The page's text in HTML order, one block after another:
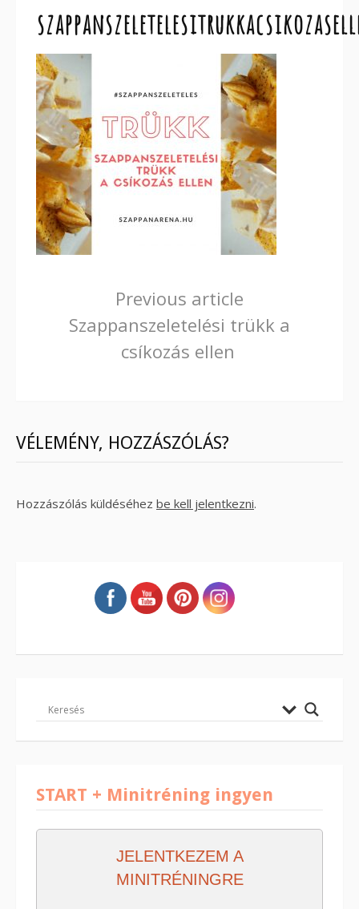
Continue
Reading
Previous article
Szappanszeletelési trükk a
csíkozás ellen
VÉLEMÉNY, HOZZÁSZÓLÁS?
Hozzászólás küldéséhez be kell jelentkezni.
START + Minitréning ingyen
JELENTKEZEM A
MINITRÉNINGRE